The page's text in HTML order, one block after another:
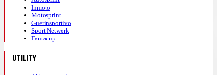
Inmoto
Motosprint
Guerinsportivo
Sport Network
Fantacup
UTILITY